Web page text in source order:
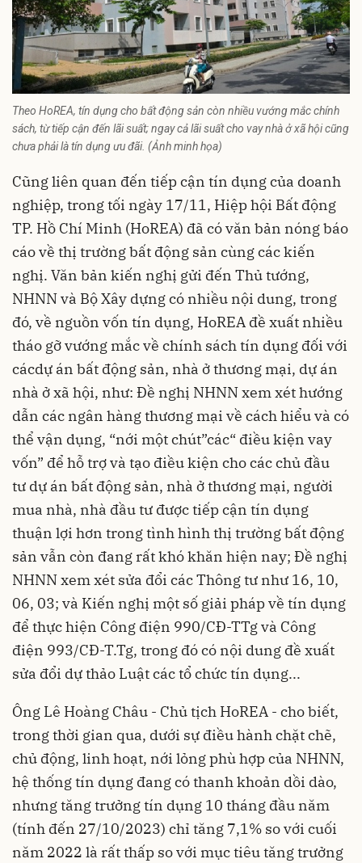
Theo HoREA, tín dụng cho bất động sản còn nhiều vướng mắc chính
sách, từ tiếp cận đến lãi suất; ngay cả lãi suất cho vay nhà ở xã hội cũng
chưa phải là tín dụng ưu đãi. (Ảnh minh họa)
Cũng liên quan đến tiếp cận tín dụng của doanh
nghiệp, trong tối ngày 17/11, Hiệp hội Bất động
TP. Hồ Chí Minh (HoREA) đã có văn bản nóng báo
cáo về thị trường bất động sản cùng các kiến
nghị. Văn bản kiến nghị gửi đến Thủ tướng,
NHNN và Bộ Xây dựng có nhiều nội dung, trong
đó, về nguồn vốn tín dụng, HoREA đề xuất nhiều
tháo gỡ vướng mắc về chính sách tín dụng đối với
cácdự án bất động sản, nhà ở thương mại, dự án
nhà ở xã hội, như: Đề nghị NHNN xem xét hướng
dẫn các ngân hàng thương mại về cách hiểu và có
thể vận dụng, “nới một chút”các“ điều kiện vay
vốn” để hỗ trợ và tạo điều kiện cho các chủ đầu
tư dự án bất động sản, nhà ở thương mại, người
mua nhà, nhà đầu tư được tiếp cận tín dụng
thuận lợi hơn trong tình hình thị trường bất động
sản vẫn còn đang rất khó khăn hiện nay; Đề nghị
NHNN xem xét sửa đổi các Thông tư như 16, 10,
06, 03; và Kiến nghị một số giải pháp về tín dụng
để thực hiện Công điện 990/CĐ-TTg và Công
điện 993/CĐ-T.Tg, trong đó có nội dung đề xuất
sửa đổi dự thảo Luật các tổ chức tín dụng...
Ông Lê Hoàng Châu - Chủ tịch HoREA - cho biết,
trong thời gian qua, dưới sự điều hành chặt chẽ,
chủ động, linh hoạt, nới lỏng phù hợp của NHNN,
hệ thống tín dụng đang có thanh khoản dồi dào,
nhưng tăng trưởng tín dụng 10 tháng đầu năm
(tính đến 27/10/2023) chỉ tăng 7,1% so với cuối
năm 2022 là rất thấp so với mục tiêu tăng trưởng